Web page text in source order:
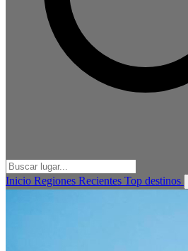
Inicio Regiones Recientes Top destinos